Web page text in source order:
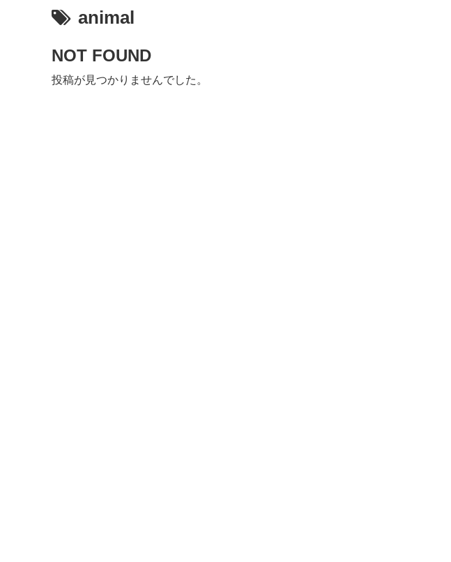
animal
NOT FOUND
投稿が見つかりませんでした。